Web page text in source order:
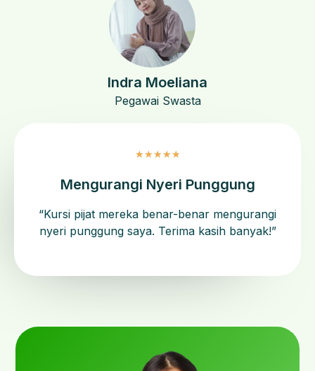
Indra Moeliana
Pegawai Swasta
★★★★★
Mengurangi Nyeri Punggung
“Kursi pijat mereka benar-benar mengurangi
nyeri punggung saya. Terima kasih banyak!”